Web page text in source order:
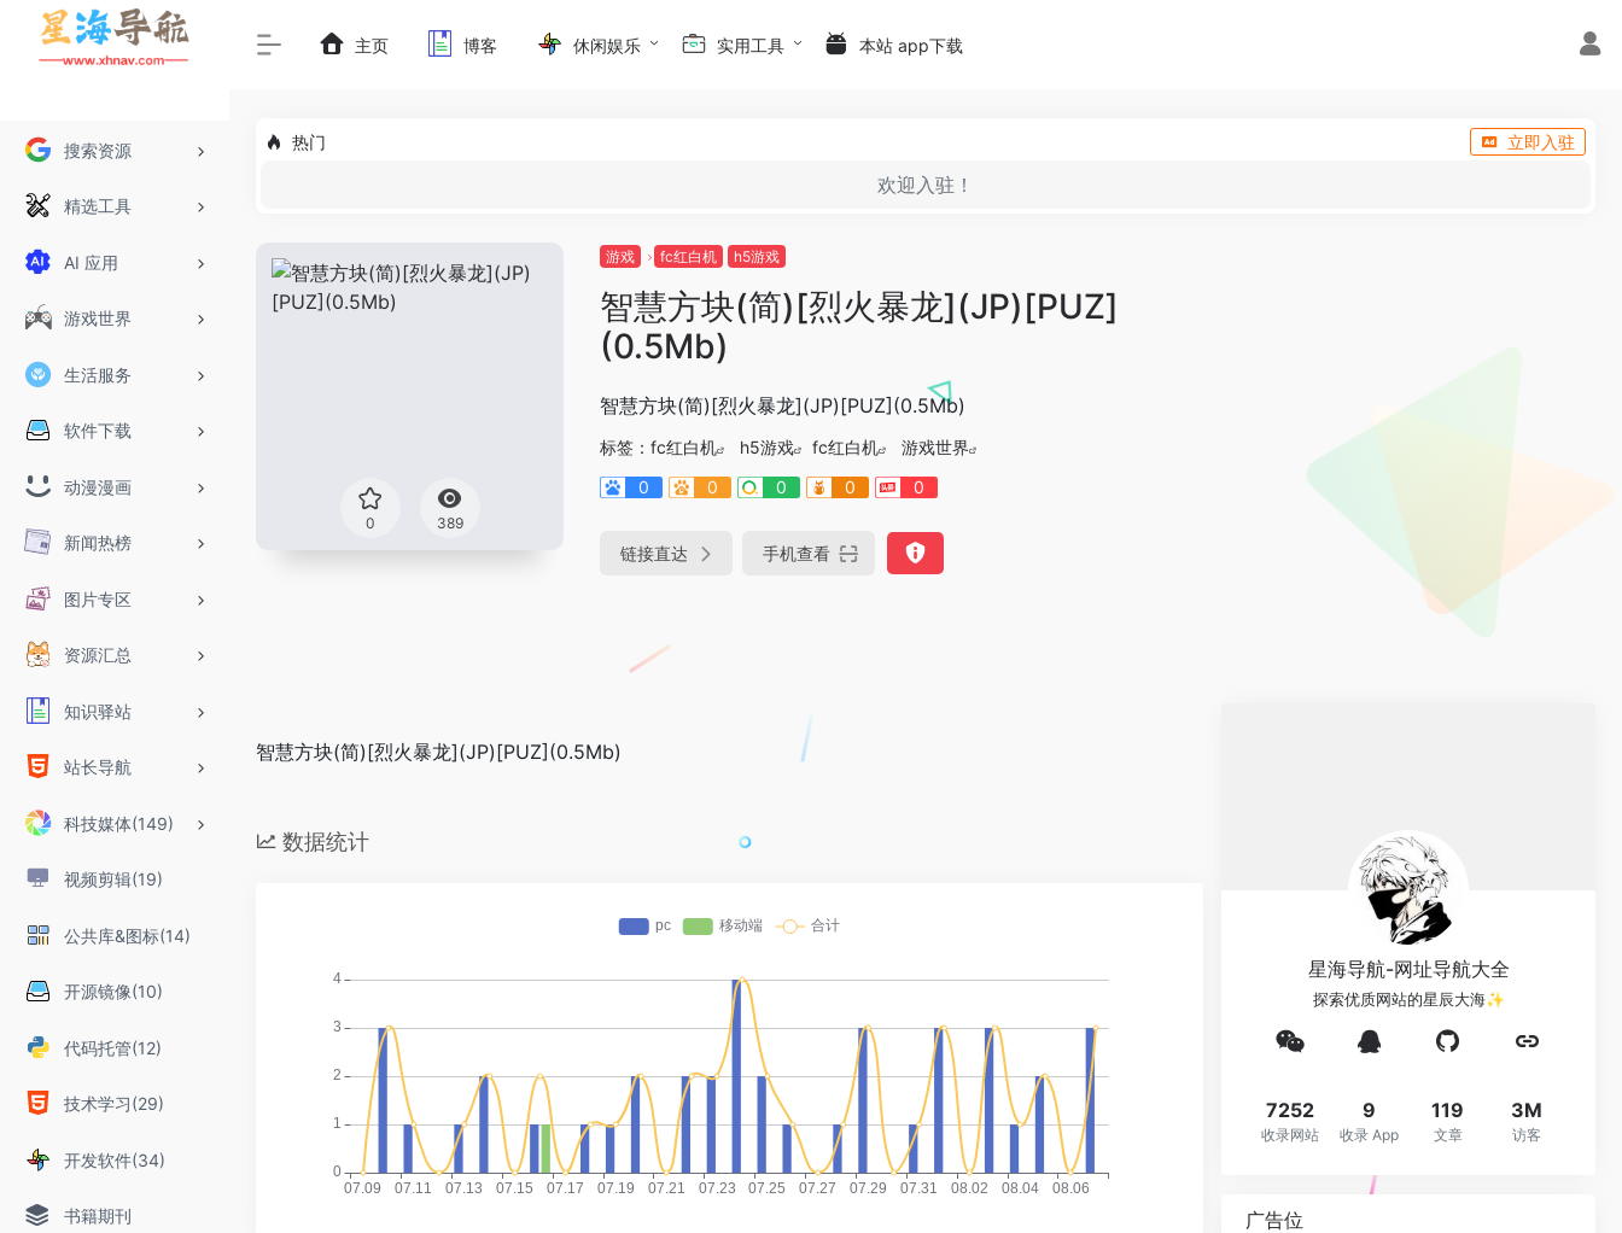
搜索资源
精选工具
AI 应用
游戏世界
生活服务
软件下载
动漫漫画
新闻热榜
图片专区
资源汇总
知识驿站
站长导航
科技媒体(149)
视频剪辑(19)
公共库&图标(14)
开源镜像(10)
代码托管(12)
技术学习(29)
开发软件(34)
书籍期刊
主页 博客 休闲娱乐 实用工具 本站 app下载
热门 立即入驻
欢迎入驻！
0 389
游戏 fc红白机 h5游戏
智慧方块(简)[烈火暴龙](JP)[PUZ]
(0.5Mb)
智慧方块(简)[烈火暴龙](JP)[PUZ](0.5Mb)
标签： fc红白机 h5游戏 fc红白机
游戏世界
0
0 0 0 0
链接直达 手机查看
智慧方块(简)[烈火暴龙](JP)[PUZ](0.5Mb)
数据统计
星海导航-网址导航大全
探索优质网站的星辰大海✨
7252
收录网站
9
收录 App
119
文章
3M
访客
广告位